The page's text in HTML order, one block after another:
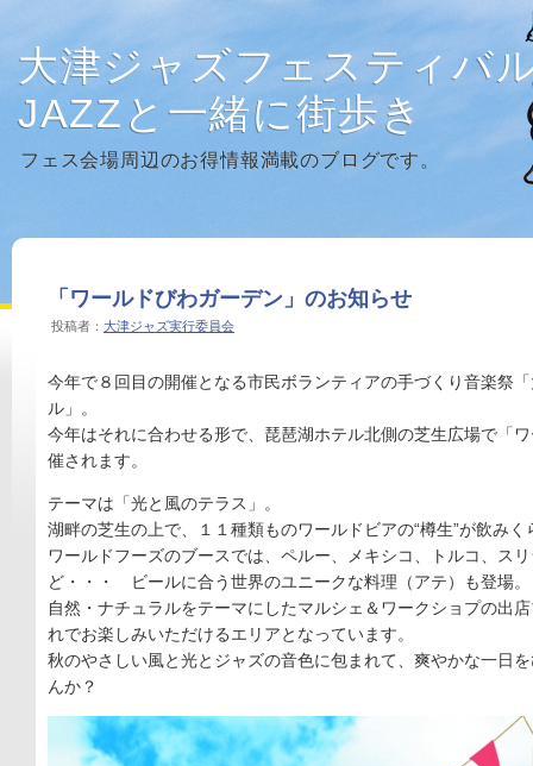
大津ジャズフェスティバ
JAZZと一緒に街歩き
フェス会場周辺のお得情報満載のブログです。
「ワールドびわガーデン」のお知らせ
投稿者： 大津ジャズ実行委員会
今年で８回目の開催となる市民ボランティアの手づくり音楽祭
ル」。
今年はそれに合わせる形で、琵琶湖ホテル北側の芝生広場で「
催されます。
テーマは「光と風のテラス」。
湖畔の芝生の上で、１１種類ものワールドビアの“樽生”が飲みく
ワールドフーズのブースでは、ペルー、メキシコ、トルコ、ス
ど・・・ ビールに合う世界のユニークな料理（アテ）も登場。
自然・ナチュラルをテーマにしたマルシェ＆ワークショプの出
れでお楽しみいただけるエリアとなっています。
秋のやさしい風と光とジャズの音色に包まれて、爽やかな一日
んか？